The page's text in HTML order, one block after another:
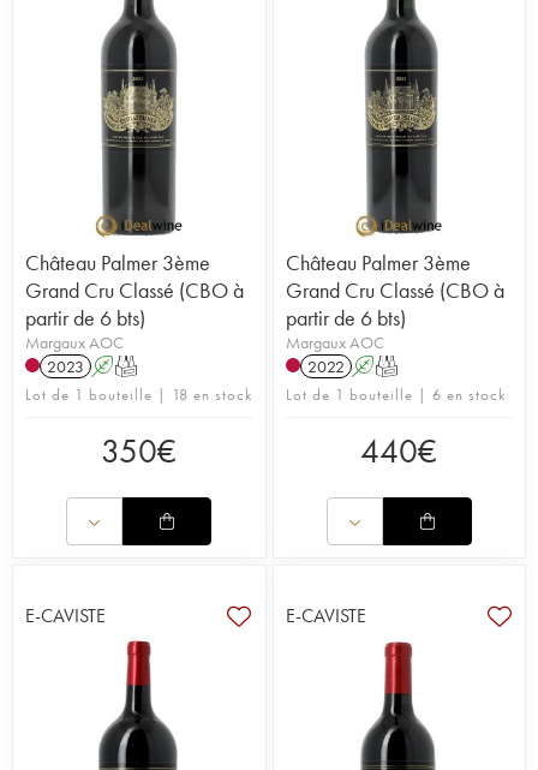
Château Palmer 3ème
Grand Cru Classé (CBO à
partir de 6 bts)
Margaux AOC
2023 AT
Lot de 1 bouteille | 18 en stock
350€
Château Palmer 3ème
Grand Cru Classé (CBO à
partir de 6 bts)
Margaux AOC
2022 AT
Lot de 1 bouteille | 6 en stock
440€
E-CAVISTE E-CAVISTE